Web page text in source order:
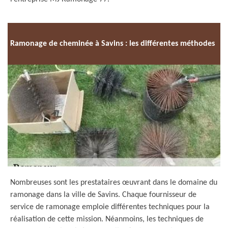
Ramonage de cheminée à Savins : les différentes méthodes
Nombreuses sont les prestataires œuvrant dans le domaine du
ramonage dans la ville de Savins. Chaque fournisseur de
service de ramonage emploie différentes techniques pour la
réalisation de cette mission. Néanmoins, les techniques de